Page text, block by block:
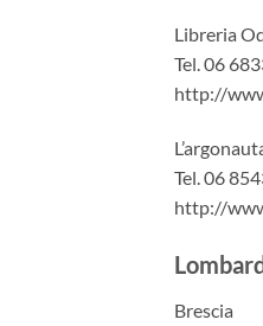
Libreria
Tel. 06
http://
Tel. 06
http://
Brescia